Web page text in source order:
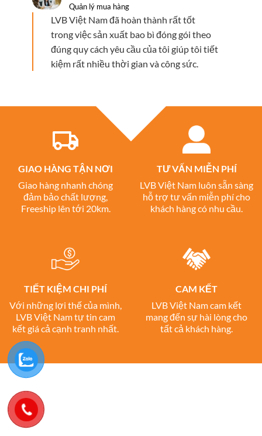
Quản lý mua hàng
LVB Việt Nam đã hoàn thành rất tốt
trong việc sản xuất bao bì đóng gói theo
đúng quy cách yêu cầu của tôi giúp tôi tiết
kiệm rất nhiều thời gian và công sức.
GIAO HÀNG TẬN NƠI
Giao hàng nhanh chóng
đảm bảo chất lượng,
Freeship lên tới 20km.
TƯ VẤN MIỄN PHÍ
LVB Việt Nam luôn sẵn sàng
hỗ trợ tư vấn miễn phí cho
khách hàng có nhu cầu.
TIẾT KIỆM CHI PHÍ
Với những lợi thế của mình,
LVB Việt Nam tự tin cam
kết giá cả cạnh tranh nhất.
CAM KẾT
LVB Việt Nam cam kết
mang đến sự hài lòng cho
tất cả khách hàng.